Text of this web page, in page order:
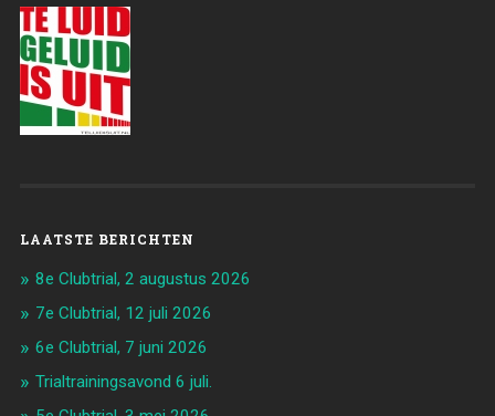
LAATSTE BERICHTEN
8e Clubtrial, 2 augustus 2026
7e Clubtrial, 12 juli 2026
6e Clubtrial, 7 juni 2026
Trialtrainingsavond 6 juli.